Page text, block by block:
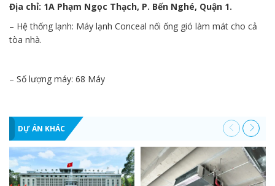
Địa chỉ: 1A Phạm Ngọc Thạch, P. Bến Nghé, Quận 1.
– Hệ thống lạnh: Máy lạnh Conceal nối ống gió làm mát cho cả
tòa nhà.
– Số lượng máy: 68 Máy
DỰ ÁN KHÁC